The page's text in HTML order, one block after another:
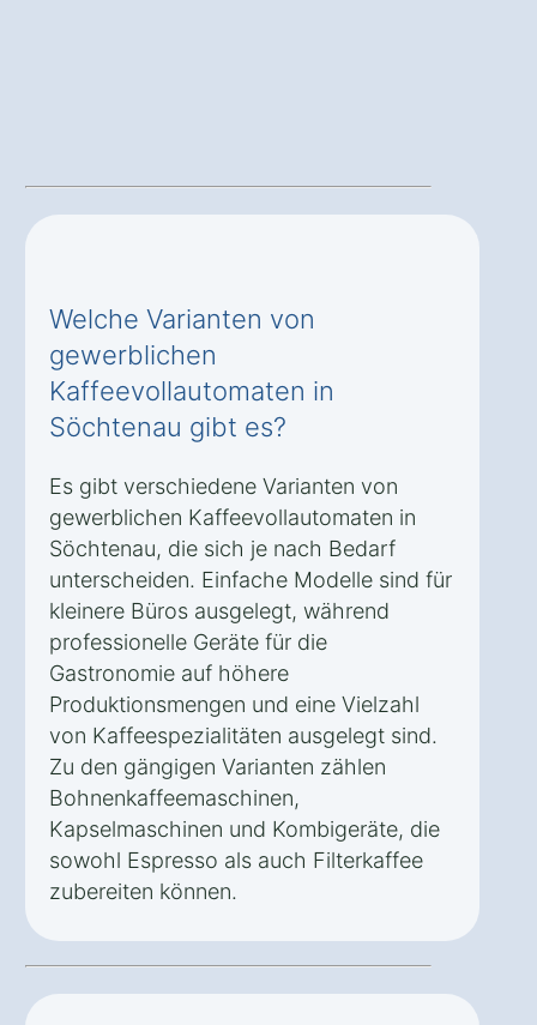
Welche Varianten von
gewerblichen
Kaffeevollautomaten in
Söchtenau gibt es?
Es gibt verschiedene Varianten von
gewerblichen Kaffeevollautomaten in
Söchtenau, die sich je nach Bedarf
unterscheiden. Einfache Modelle sind für
kleinere Büros ausgelegt, während
professionelle Geräte für die
Gastronomie auf höhere
Produktionsmengen und eine Vielzahl
von Kaffeespezialitäten ausgelegt sind.
Zu den gängigen Varianten zählen
Bohnenkaffeemaschinen,
Kapselmaschinen und Kombigeräte, die
sowohl Espresso als auch Filterkaffee
zubereiten können.